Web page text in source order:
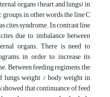
organs (heart and lungs) in
in other words, the line C
cites syndrome. In contrast line
due to imbalance between
organs. There is need to
in order to increase its
Between feeding regimens, the
lungs weight / body weight in
that continuance of feed